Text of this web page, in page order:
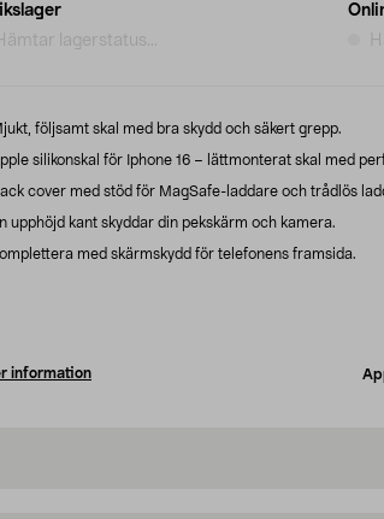
lagerstatus...
följsamt skal med bra skydd och säkert grepp.
silikonskal för Iphone 16 – lättmonterat skal med
cover med stöd för MagSafe-laddare och trådlös
upphöjd kant skyddar din pekskärm och kamera.
med skärmskydd för telefonens framsida.
information